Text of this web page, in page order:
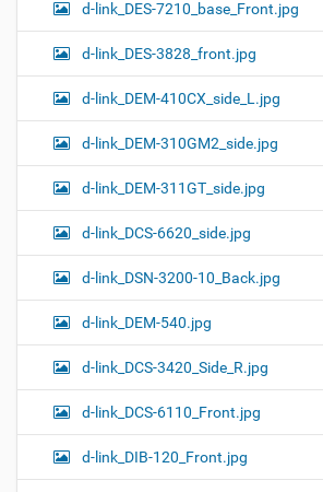
d-link_DES-7210_base_Front.jpg
d-link_DES-3828_front.jpg
d-link_DEM-410CX_side_L.jpg
d-link_DEM-310GM2_side.jpg
d-link_DEM-311GT_side.jpg
d-link_DCS-6620_side.jpg
d-link_DSN-3200-10_Back.jpg
d-link_DEM-540.jpg
d-link_DCS-3420_Side_R.jpg
d-link_DCS-6110_Front.jpg
d-link_DIB-120_Front.jpg